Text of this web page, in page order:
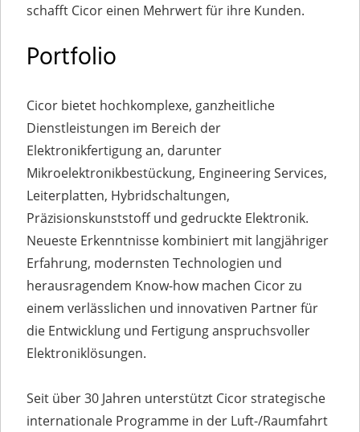
schafft Cicor einen Mehrwert für ihre Kunden.
Portfolio
Cicor bietet hochkomplexe, ganzheitliche
Dienstleistungen im Bereich der
Elektronikfertigung an, darunter
Mikroelektronikbestückung, Engineering Services,
Leiterplatten, Hybridschaltungen,
Präzisionskunststoff und gedruckte Elektronik.
Neueste Erkenntnisse kombiniert mit langjähriger
Erfahrung, modernsten Technologien und
herausragendem Know-how machen Cicor zu
einem verlässlichen und innovativen Partner für
die Entwicklung und Fertigung anspruchsvoller
Elektroniklösungen.
Seit über 30 Jahren unterstützt Cicor strategische
internationale Programme in der Luft-/Raumfahrt